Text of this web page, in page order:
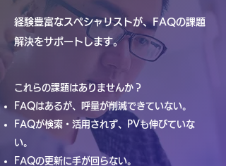
経験豊富なスペシャリストが、FAQの課題
解決をサポートします。
これらの課題はありませんか？
FAQはあるが、呼量が削減できていない。
FAQが検索・活用されず、PVも伸びていな
い。
FAQの更新に手が回らない。